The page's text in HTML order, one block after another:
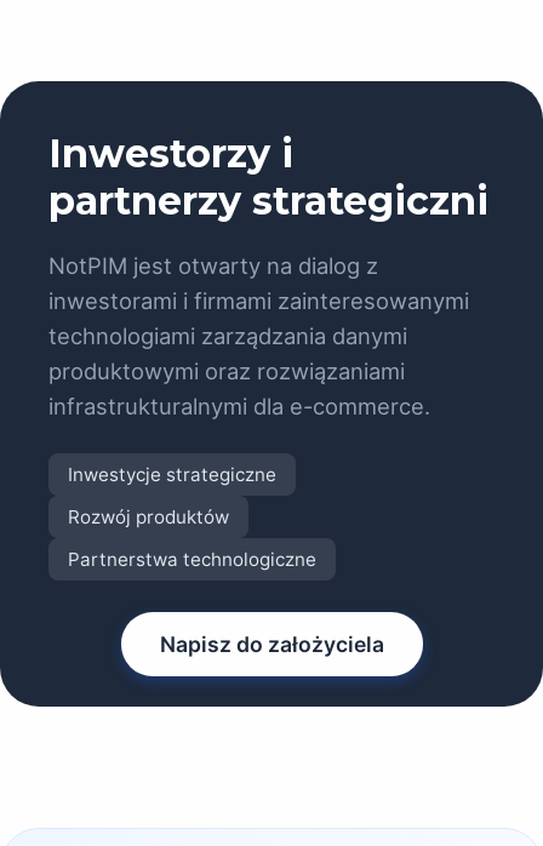
Inwestorzy i
partnerzy strategiczni
NotPIM jest otwarty na dialog z
inwestorami i firmami zainteresowanymi
technologiami zarządzania danymi
produktowymi oraz rozwiązaniami
infrastrukturalnymi dla e-commerce.
Inwestycje strategiczne
Rozwój produktów
Partnerstwa technologiczne
Napisz do założyciela